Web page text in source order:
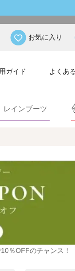
お気に入り
ガイド よくあ
レインブーツ
％OFFのチャンス！